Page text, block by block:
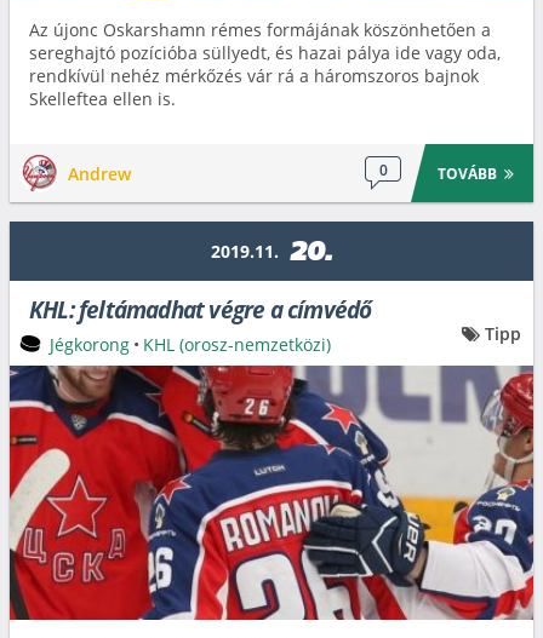
Az újonc Oskarshamn rémes formájának köszönhetően a
sereghajtó pozícióba süllyedt, és hazai pálya ide vagy oda,
rendkívül nehéz mérkőzés vár rá a háromszoros bajnok
Skelleftea ellen is.
Andrew 0 TOVÁBB
2019.11. 20.
KHL: feltámadhat végre a címvédő
Jégkorong • KHL (orosz-nemzetközi) Tipp